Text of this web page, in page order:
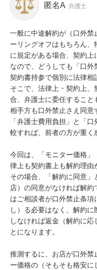
匿名A 弁護士
一般に中途解約が（口外禁
ーリングオフはもちろん
に規定がある場合、契約上
なので、どうしても「口外
契約書持参で個別に法律相
そこで、法律上・契約上
合、弁護士に委任すること
相手方も口外禁止さえ同意
「弁護士費用負担」と「
較すれば、前者の方が重く
今回は、「モニター価格
律上も契約書上も解約理由
その場合、「解約に同意
店）の同意がなければ解
はご相談者が口外禁止条
し）る必要はなく、解約
しなければ返金（解約に
とになります。
推測するに、お店が口外禁
ー価格の（そもそも格安